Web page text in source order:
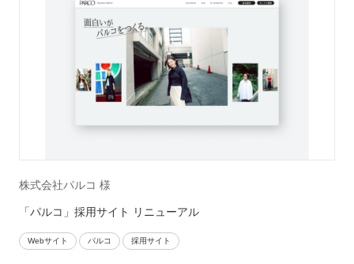
株式会社パルコ 様
「パルコ」採用サイト リニューアル
Webサイト パルコ 採用サイト